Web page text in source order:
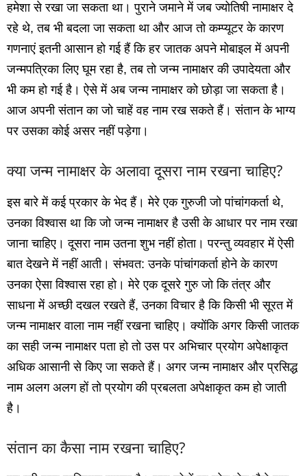
हमेशा से रखा जा सकता था। पुराने जमाने में जब ज्‍योतिषी नामाक्षर दे
रहे थे, तब भी बदला जा सकता था और आज तो कम्‍प्‍यूटर के कारण
गणनाएं इतनी आसान हो गई हैं कि हर जातक अपने मोबाइल में अपनी
जन्‍मपत्रिका लिए घूम रहा है, तब तो जन्‍म नामाक्षर की उपादेयता और
भी कम हो गई है। ऐसे में अब जन्‍म नामाक्षर को छोड़ा जा सकता है।
आज अपनी संतान का जो चाहें वह नाम रख सकते हैं। संतान के भाग्‍य
पर उसका कोई असर नहीं पड़ेगा।
क्‍या जन्‍म नामाक्षर के अलावा दूसरा नाम रखना चाहिए?
इस बारे में कई प्रकार के भेद हैं। मेरे एक गुरुजी जो पांचांगकर्ता थे,
उनका विश्‍वास था कि जो जन्‍म नामाक्षर है उसी के आधार पर नाम रखा
जाना चाहिए। दूसरा नाम उतना शुभ नहीं होता। परन्‍तु व्‍यवहार में ऐसी
बात देखने में नहीं आती। संभवत: उनके पांचांगकर्ता होने के कारण
उनका ऐसा विश्‍वास रहा हो। मेरे एक दूसरे गुरु जो कि तंत्र और
साधना में अच्‍छी दखल रखते हैं, उनका विचार है कि किसी भी सूरत में
जन्‍म नामाक्षर वाला नाम नहीं रखना चाहिए। क्‍योंकि अगर किसी जातक
का सही जन्‍म नामाक्षर पता हो तो उस पर अभिचार प्रयोग अपेक्षाकृत
अधिक आसानी से किए जा सकते हैं। अगर जन्‍म नामाक्षर और प्रसिद्ध
नाम अलग अलग हों तो प्रयोग की प्रबलता अपेक्षाकृत कम हो जाती
है।
संतान का कैसा नाम रखना चाहिए?